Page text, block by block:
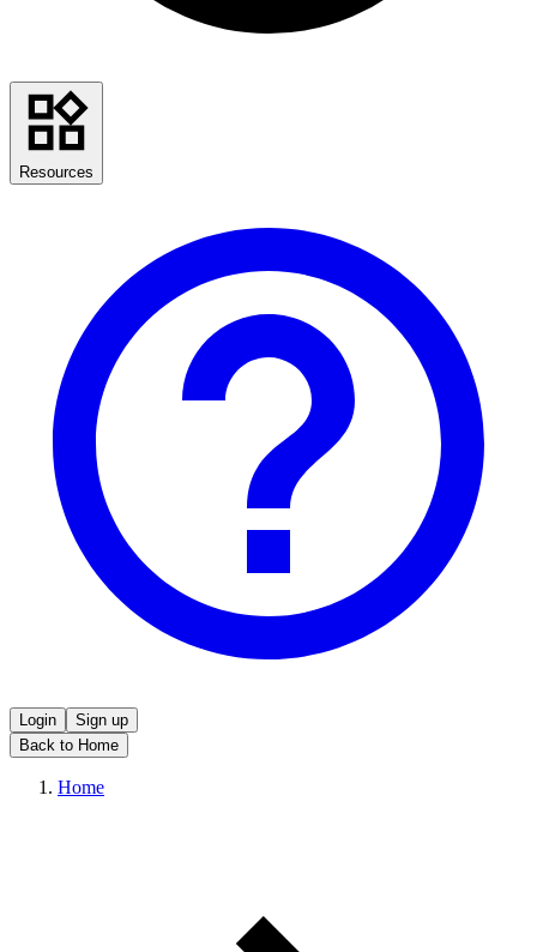
Resources
Login
Sign up
Back to Home
Home